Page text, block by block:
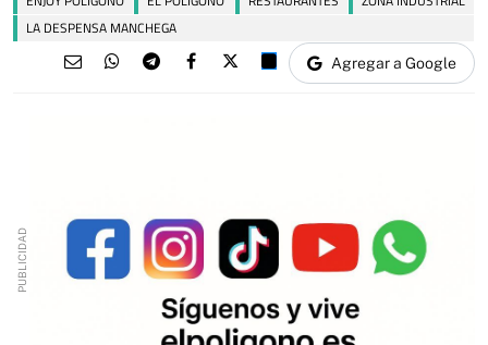
LA DESPENSA MANCHEGA
Agregar a Google